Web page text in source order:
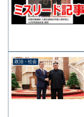
政治・社会